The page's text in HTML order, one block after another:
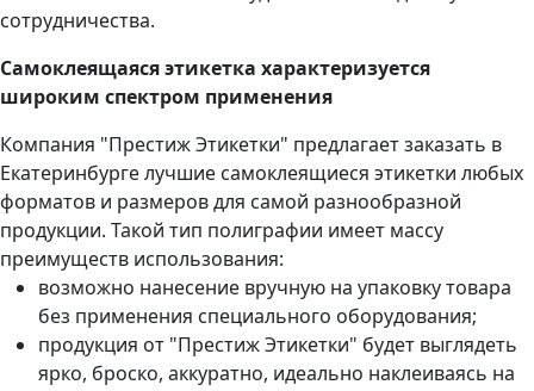
сотрудничества.
Самоклеящаяся этикетка характеризуется
широким спектром применения
Компания "Престиж Этикетки" предлагает заказать в
Екатеринбурге лучшие самоклеящиеся этикетки любых
форматов и размеров для самой разнообразной
продукции. Такой тип полиграфии имеет массу
преимуществ использования:
возможно нанесение вручную на упаковку товара
без применения специального оборудования;
продукция от "Престиж Этикетки" будет выглядеть
ярко, броско, аккуратно, идеально наклеиваясь на